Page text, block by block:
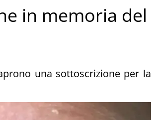
in memoria del
una sottoscrizione per la